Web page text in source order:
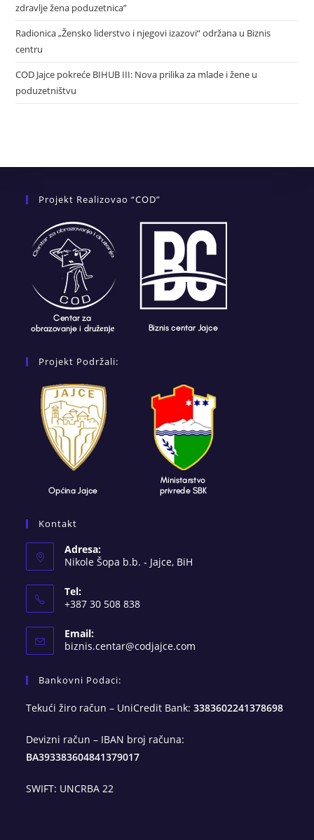
zdravlje žena poduzetnica”
Radionica „Žensko liderstvo i njegovi izazovi“ održana u Biznis
centru
COD Jajce pokreće BIHUB III: Nova prilika za mlade i žene u
poduzetništvu
Projekt Realizovao “COD”
Projekt Podržali:
Kontakt
Adresa:
Nikole Šopa b.b. - Jajce, BiH
Tel:
+387 30 508 838
Email:
biznis.centar@codjajce.com
Bankovni Podaci:
Tekući žiro račun – UniCredit Bank:3383602241378698
Devizni račun – IBAN broj računa:
BA393383604841379017
SWIFT: UNCRBA 22